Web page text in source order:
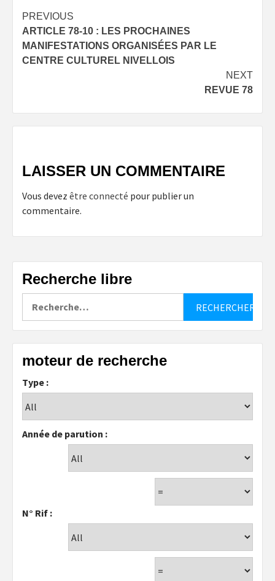
Post
navigation
PREVIOUS
ARTICLE 78-10 : LES PROCHAINES
MANIFESTATIONS ORGANISÉES PAR LE
CENTRE CULTUREL NIVELLOIS
NEXT
REVUE 78
LAISSER UN COMMENTAIRE
Vous devez être connecté pour publier un
commentaire.
Recherche libre
moteur de recherche
Type :
Année de parution :
N° Rif :